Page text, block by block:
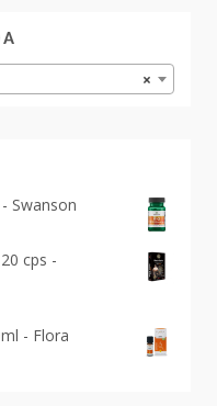
×
Swanson
cps -
- Flora